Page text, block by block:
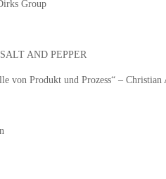
Group
AND PEPPER
Produkt und Prozess“ – Christian